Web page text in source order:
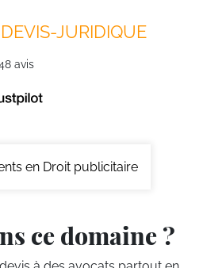
JURIDIQUE
avis
en Droit publicitaire
ce domaine ?